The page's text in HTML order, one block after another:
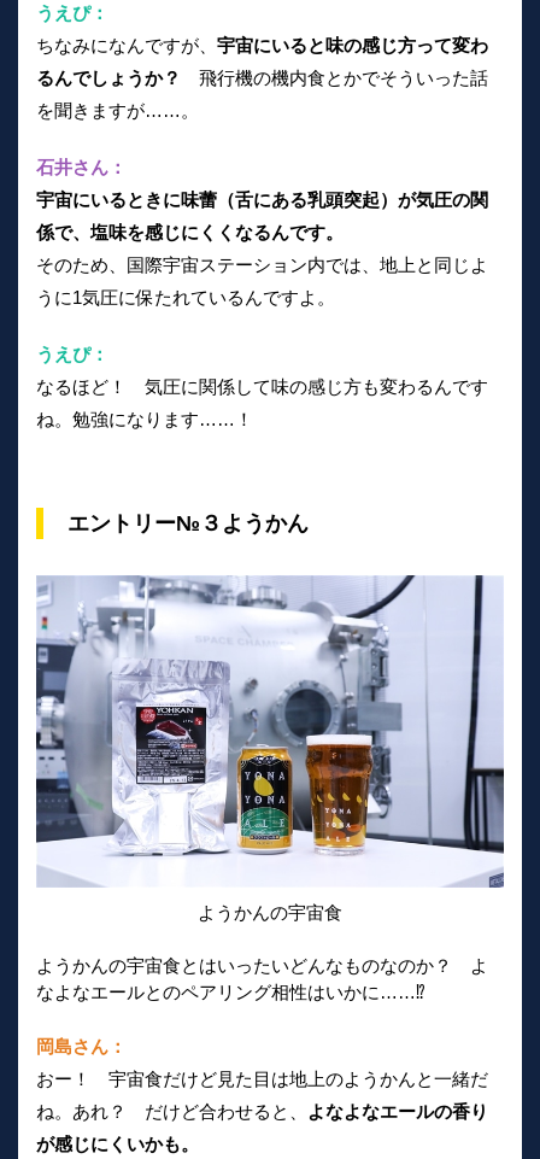
うえぴ：
ちなみになんですが、 宇宙にいると味の感じ方って変わ
るんでしょうか？
飛行機の機内食とかでそういった話
を聞きますが……。
石井さん：
宇宙にいるときに味蕾（舌にある乳頭突起）が気圧の関
係で、塩味を感じにくくなるんです。
そのため、国際宇宙ステーション内では、地上と同じよ
うに1気圧に保たれているんですよ。
うえぴ：
なるほど！ 気圧に関係して味の感じ方も変わるんです
ね。勉強になります……！
エントリー№３ようかん
ようかんの宇宙食
ようかんの宇宙食とはいったいどんなものなのか？ よ
なよなエールとのペアリング相性はいかに……⁉
岡島さん：
おー！ 宇宙食だけど見た目は地上のようかんと一緒だ
ね。あれ？ だけど合わせると、
よなよなエールの香り
が感じにくいかも。